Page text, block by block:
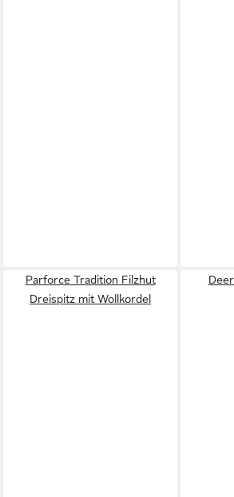
Parforce Tradition Filzhut
Dreispitz mit Wollkordel